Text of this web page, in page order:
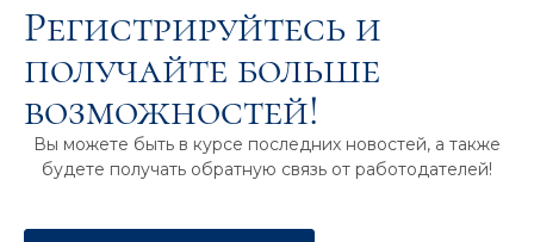
Регистрируйтесь и
получайте больше
возможностей!
Вы можете быть в курсе последних новостей, а также
будете получать обратную связь от работодателей!